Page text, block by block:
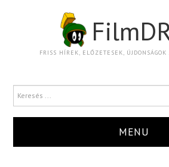
FRISS HÍREK, ELŐZETESEK,
MENU